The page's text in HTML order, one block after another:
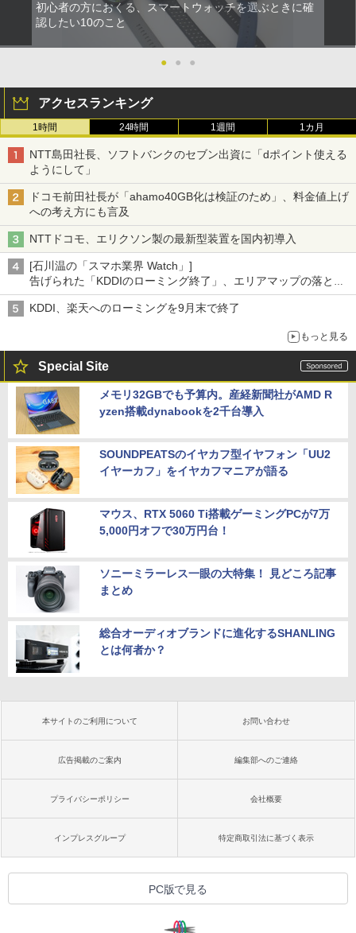
初心者の方におくる、スマートウォッチを選ぶときに確
認したい10のこと
● ● ●
アクセスランキング
1時間 24時間 1週間 1カ月
NTT島田社長、ソフトバンクのセブン出資に「dポイント使える
ようにして」
ドコモ前田社長が「ahamo40GB化は検証のため」、料金値上げ
への考え方にも言及
NTTドコモ、エリクソン製の最新型装置を国内初導入
[石川温の「スマホ業界 Watch」]
告げられた「KDDIのローミング終了」、エリアマップの落とし
穴と楽天モバイルの課題
KDDI、楽天へのローミングを9月末で終了
もっと見る
Special Site
メモリ32GBでも予算内。産経新聞社がAMD R
yzen搭載dynabookを2千台導入
SOUNDPEATSのイヤカフ型イヤフォン「UU2
イヤーカフ」をイヤカフマニアが語る
マウス、RTX 5060 Ti搭載ゲーミングPCが7万
5,000円オフで30万円台！
ソニーミラーレス一眼の大特集！ 見どころ記事
まとめ
総合オーディオブランドに進化するSHANLING
とは何者か？
本サイトのご利用について お問い合わせ
広告掲載のご案内 編集部へのご連絡
プライバシーポリシー 会社概要
インプレスグループ 特定商取引法に基づく表示
PC版で見る